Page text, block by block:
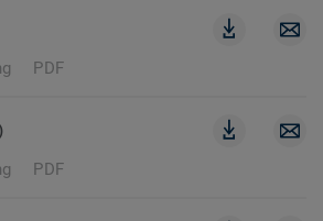
PDF
PDF